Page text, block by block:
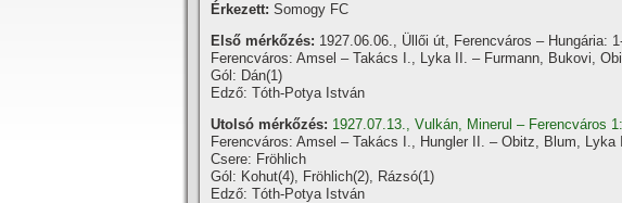
Érkezett: Somogy FC
Első mérkőzés: 1927.06.06., Üllői út, Ferencváros – Hungária:
Ferencváros: Amsel – Takács I., Lyka II. – Furmann, Bukovi,
Gól: Dán(1)
Edző: Tóth-Potya István
Utolsó mérkőzés: 1927.07.13., Vulkán, Minerul – Ferencváros
Ferencváros: Amsel – Takács I., Hungler II. – Obitz, Blum,
Csere: Fröhlich
Gól: Kohut(4), Fröhlich(2), Rázsó(1)
Edző: Tóth-Potya István